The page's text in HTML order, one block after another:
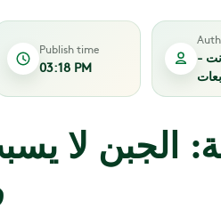
Publish time
03:18 PM
-
الجبن لا